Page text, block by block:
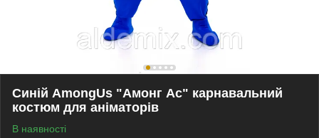
Синій AmongUs "Амонг Ас" карнавальний
костюм для аніматорів
В наявності